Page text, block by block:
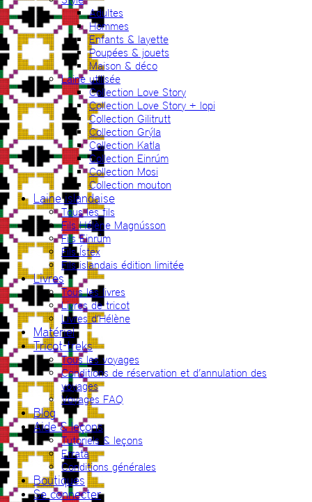
Adultes
Hommes
Enfants & layette
Poupées & jouets
Maison & déco
Laine utilisée
Collection Love Story
Collection Love Story + lopi
Collection Gilitrutt
Collection Grýla
Collection Katla
Collection Einrúm
Collection Mosi
Collection mouton
Laine islandaise
Tous les fils
Fils Hélène Magnússon
Fils Einrúm
Fils Ístex
Fils islandais édition limitée
Livres
Tous les livres
Livres de tricot
Livres d’Hélène
Matériel
Tricot-treks
Tous les voyages
Conditions de réservation et d’annulation des
voyages
Voyages FAQ
Blog
Aide & leçons
Tutoriels & leçons
Errata
Conditions générales
Boutiques
Se connecter